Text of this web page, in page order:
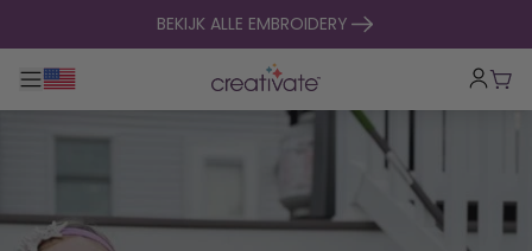
naar inhoud gaanBEKIJK ALLE EMBROIDERY
Toggle hoofdnavigatie